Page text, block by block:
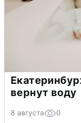
вернут воду
8 августа 0